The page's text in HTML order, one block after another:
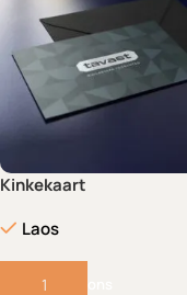
Kinkekaart
Laos
Select options